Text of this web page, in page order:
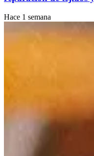
Hace 1 semana